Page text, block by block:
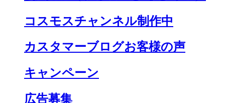
コスモスチャンネル制作中
カスタマーブログお客様の声
キャンペーン
広告募集